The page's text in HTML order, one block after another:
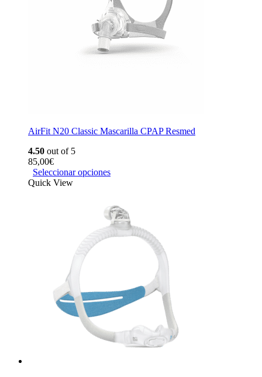
AirFit N20 Classic Mascarilla CPAP Resmed
4.50 out of 5
85,00€
Seleccionar opciones
Quick View